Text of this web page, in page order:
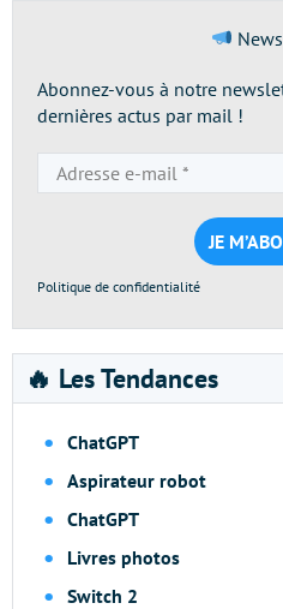
Abonnez-vous à notre
dernières actus par mail !
e-
*
Politique de confidentialité
🔥 Les Tendances
ChatGPT
Aspirateur robot
ChatGPT
Livres photos
Switch 2